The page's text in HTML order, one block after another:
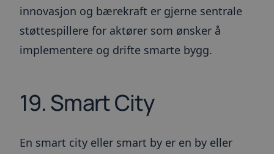
innovasjon og bærekraft er gjerne sentrale
støttespillere for aktører som ønsker å
implementere og drifte smarte bygg.
19. Smart City
En smart city eller smart by er en by eller